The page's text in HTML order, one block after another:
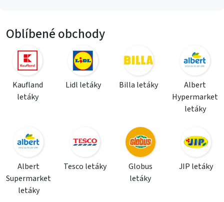
Oblíbené obchody
Kaufland
letáky
Lidl letáky Billa letáky
Albert
Hypermarket
letáky
Albert
Supermarket
letáky
Tesco letáky
Globus
letáky
JIP letáky